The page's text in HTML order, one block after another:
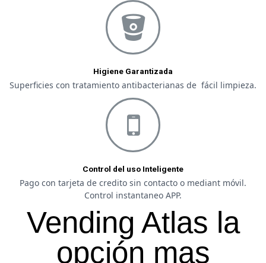
Higiene Garantizada
Superficies con tratamiento antibacterianas de fácil limpieza.
Control del uso Inteligente
Pago con tarjeta de credito sin contacto o mediant móvil.
Control instantaneo APP.
Vending Atlas la
opción mas